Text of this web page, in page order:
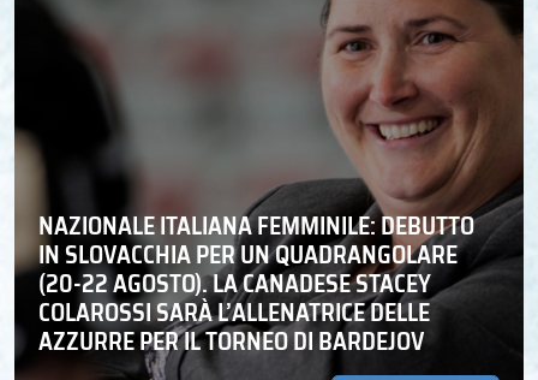
NAZIONALE ITALIANA FEMMINILE: DEBUTTO
IN SLOVACCHIA PER UN QUADRANGOLARE
(20-22 AGOSTO). LA CANADESE STACEY
COLAROSSI SARÀ L’ALLENATRICE DELLE
AZZURRE PER IL TORNEO DI BARDEJOV